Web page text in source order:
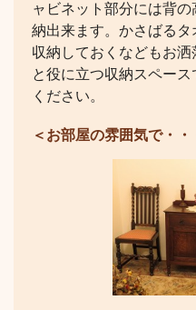
ャビネット部分には背
納出来ます。かさばる
収納しておくなどもお
と役に立つ収納スペー
ください。
＜お部屋の雰囲気で・・